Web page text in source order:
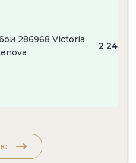
286968 Victoria
2 240